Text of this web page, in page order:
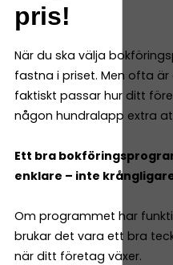
pris!
När du ska välja
fastna i priset. Men ofta
faktiskt passar hur ditt
någon hundralapp extra
Ett bra
enklare – inte
Om programmet har
brukar det vara ett bra
när ditt företag växer.